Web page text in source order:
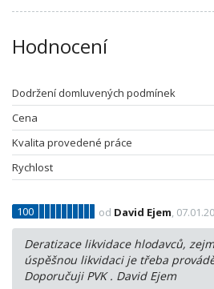
Hodnocení
Dodržení domluvených podmínek
Cena
Kvalita provedené práce
Rychlost
100 od David Ejem,
Deratizace likvidace hlodavců,
úspěšnou likvidaci je třeba
Doporučuji PVK . David Ejem